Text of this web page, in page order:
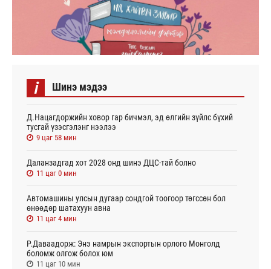
i Шинэ мэдээ
Д.Нацагдоржийн ховор гар бичмэл, эд өлгийн зүйлс бүхий
тусгай үзэсгэлэнг нээлээ
9 цаг 58 мин
Даланзадгад хот 2028 онд шинэ ДЦС-тай болно
11 цаг 0 мин
Автомашины улсын дугаар сондгой тоогоор төгссөн бол
өнөөдөр шатахуун авна
11 цаг 4 мин
Р.Даваадорж: Энэ намрын экспортын орлого Монголд
боломж олгож болох юм
11 цаг 10 мин